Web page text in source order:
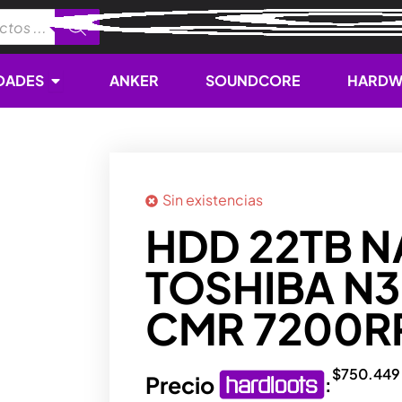
Open NOVEDADES
ANKER SOUNDCORE
Sin existencias
HDD 22TB
TOSHIBA
CMR
Precio :$750.449